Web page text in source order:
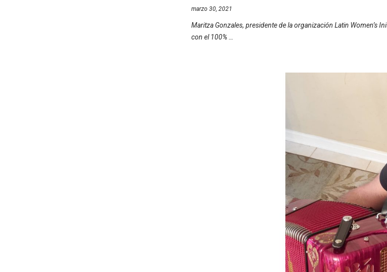
marzo 30, 2021
Maritza Gonzales, presidente de la organización Latin Women’s
con el 100% …